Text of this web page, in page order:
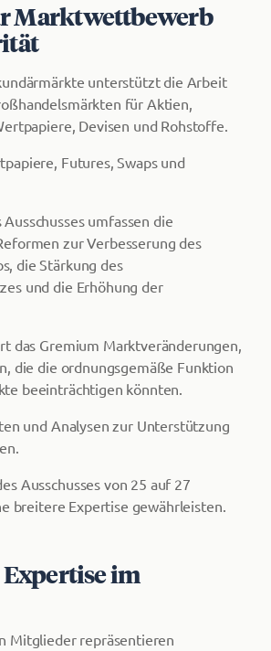
Marktwettbewerb
unterstützt die Arbeit
für Aktien,
Devisen und Rohstoffe.
Futures, Swaps und
umfassen die
zur Verbesserung des
die Stärkung des
und die Erhöhung der
das Gremium Marktveränderungen,
die die ordnungsgemäße Funktion
beeinträchtigen könnten.
und Analysen zur Unterstützung
Ausschusses von 25 auf 27
breitere Expertise gewährleisten.
im
Mitglieder repräsentieren